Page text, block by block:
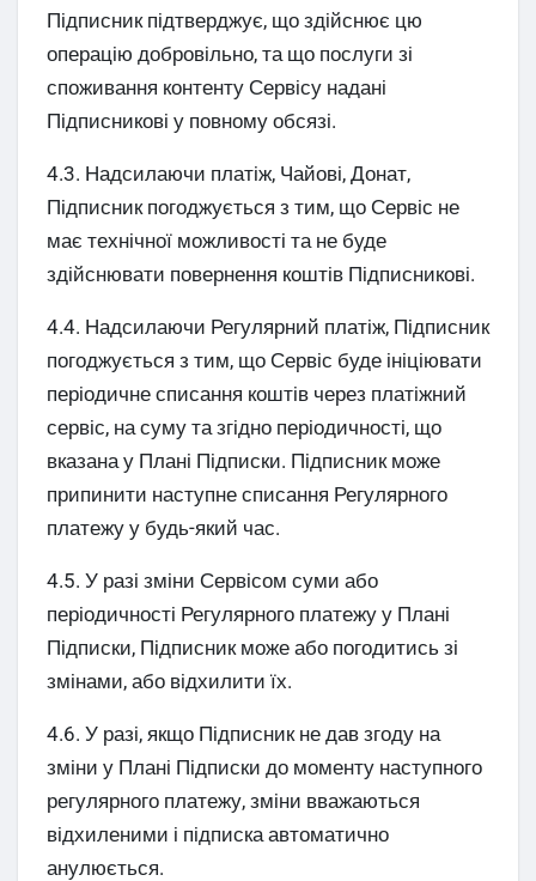
Підписник підтверджує, що здійснює цю
операцію добровільно, та що послуги зі
споживання контенту Сервісу надані
Підписникові у повному обсязі.
4.3. Надсилаючи платіж, Чайові, Донат,
Підписник погоджується з тим, що Сервіс не
має технічної можливості та не буде
здійснювати повернення коштів Підписникові.
4.4. Надсилаючи Регулярний платіж, Підписник
погоджується з тим, що Сервіс буде ініціювати
періодичне списання коштів через платіжний
сервіс, на суму та згідно періодичності, що
вказана у Плані Підписки. Підписник може
припинити наступне списання Регулярного
платежу у будь-який час.
4.5. У разі зміни Сервісом суми або
періодичності Регулярного платежу у Плані
Підписки, Підписник може або погодитись зі
змінами, або відхилити їх.
4.6. У разі, якщо Підписник не дав згоду на
зміни у Плані Підписки до моменту наступного
регулярного платежу, зміни вважаються
відхиленими і підписка автоматично
анулюється.